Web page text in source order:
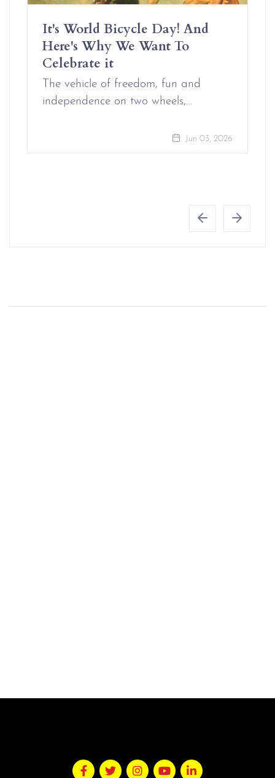
It's World Bicycle Day! And
Here's Why We Want To
Celebrate it
The vehicle of freedom, fun and
independence on two wheels,…
Jun 03, 2026